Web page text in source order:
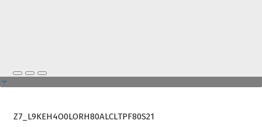
Z7_L9KEH4O0LORH80ALCLTPF80S21